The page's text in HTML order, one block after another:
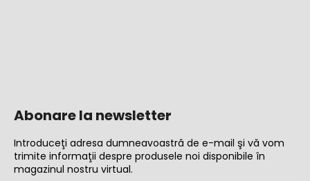
Abonare la newsletter
Introduceţi adresa dumneavoastră de e-mail şi vă vom
trimite informaţii despre produsele noi disponibile în
magazinul nostru virtual.